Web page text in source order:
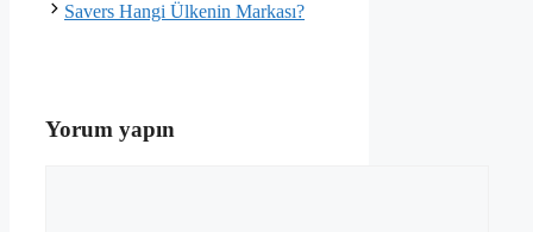
Savers Hangi Ülkenin Markası?
Yorum yapın